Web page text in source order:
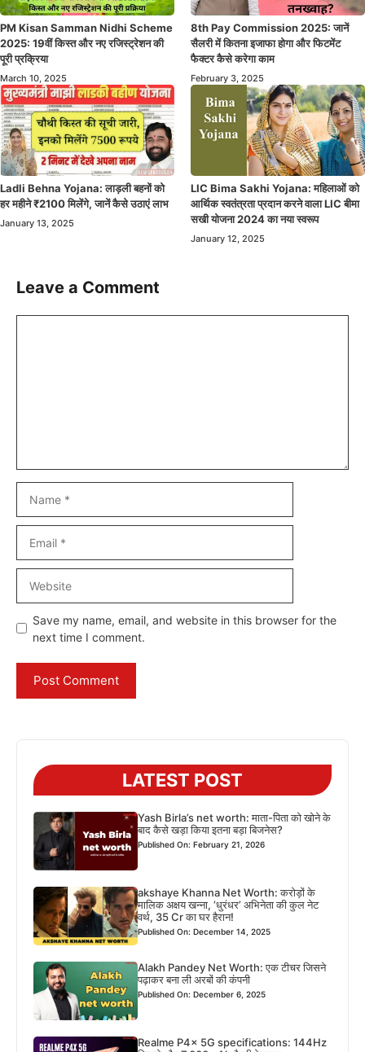
PM Kisan Samman Nidhi Scheme
2025: 19वीं किस्त और नए रजिस्ट्रेशन की
पूरी प्रक्रिया
March 10, 2025
8th Pay Commission 2025: जानें
सैलरी में कितना इजाफा होगा और फिटमेंट
फैक्टर कैसे करेगा काम
February 3, 2025
Ladli Behna Yojana: लाड़ली बहनों को
हर महीने ₹2100 मिलेंगे, जानें कैसे उठाएं लाभ
January 13, 2025
LIC Bima Sakhi Yojana: महिलाओं को
आर्थिक स्वतंत्रता प्रदान करने वाला LIC बीमा
सखी योजना 2024 का नया स्वरूप
January 12, 2025
Leave a Comment
Save my name, email, and website in this browser for the
next time I comment.
LATEST POST
Yash Birla’s net worth: माता-पिता को खोने के
बाद कैसे खड़ा किया इतना बड़ा बिजनेस?
Published On: February 21, 2026
akshaye Khanna Net Worth: करोड़ों के
मालिक अक्षय खन्ना, ‘धुरंधर’ अभिनेता की कुल नेट
वर्थ, 35 Cr का घर हैरान!
Published On: December 14, 2025
Alakh Pandey Net Worth: एक टीचर जिसने
पढ़ाकर बना ली अरबों की कंपनी
Published On: December 6, 2025
Realme P4x 5G specifications: 144Hz